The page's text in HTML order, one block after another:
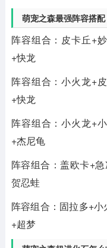
萌宠之森最强阵容搭配
阵容组合：皮卡丘+
+快龙
阵容组合：小火龙+
+快龙
阵容组合：小火龙+
+杰尼龟
阵容组合：盖欧卡+
贺忍蛙
阵容组合：固拉多+
+超梦